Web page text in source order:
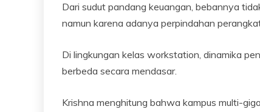
Dari sudut pandang keuangan, bebannya
namun karena adanya perpindahan
Di lingkungan kelas workstation, dinamika
berbeda secara mendasar.
Krishna menghitung bahwa kampus multi-